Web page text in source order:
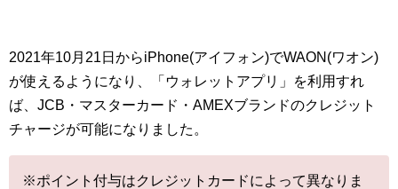
2021年10月21日からiPhone(アイフォン)でWAON(ワオン)
が使えるようになり、「ウォレットアプリ」を利用すれ
ば、JCB・マスターカード・AMEXブランドのクレジット
チャージが可能になりました。
※ポイント付与はクレジットカードによって異なりま